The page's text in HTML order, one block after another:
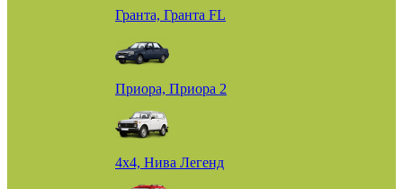
Гранта, Гранта FL
Приора, Приора 2
4х4, Нива Легенд